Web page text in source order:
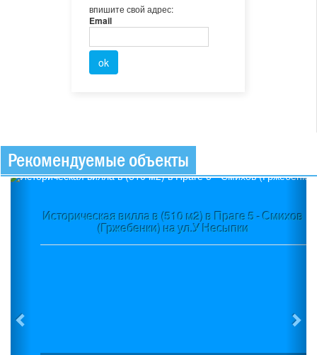
впишите свой адрес:
Email
Рекомендуемые объекты
Историческая вилла в (510 м2) в Праге 5 - Смихов
(Гржебенки) на ул.У Несыпки
Previous